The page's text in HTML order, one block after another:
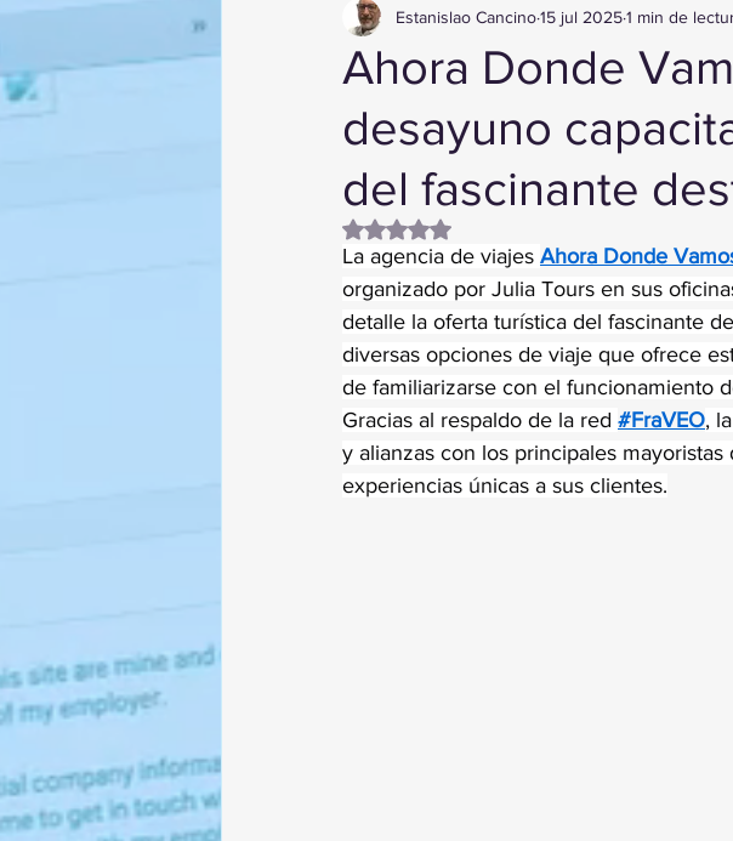
Ahora Donde
desayuno
del fascinante
Estanislao Cancino15 jul 20251 min de
Obtuvo NaN de 5 estrellas.
La agencia de viajes Ahora Donde
organizado por Julia Tours en sus
detalle la oferta turística del fascinante
diversas opciones de viaje que ofrece
de familiarizarse con el funcionamiento
Gracias al respaldo de la red #FraVEO,
y alianzas con los principales
experiencias únicas a sus clientes.